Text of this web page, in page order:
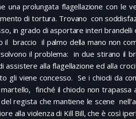
prolungata flagellazione con le
di tortura. Trovano con
in grado di asportare interi
braccio il palmo della mano non
il problema: in due stirano il
alla flagellazione ed alla
gli viene concesso. Se i chiodi da
finché il chiodo non trapassa
regista che mantiene le scene
alla violenza di Kill Bill, che è così